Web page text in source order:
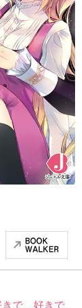
で、好きで